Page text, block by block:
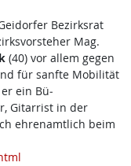
Bezirksrat
Mag.
(40) vor allem gegen
für sanfte Mobilität
er ein Bü­
Gitarrist in der
ehrenamtlich beim